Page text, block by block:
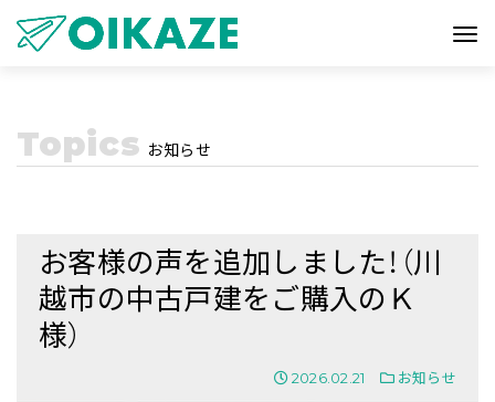
Topics お知らせ
お客様の声を追加しました！（川
越市の中古戸建をご購入のＫ
様）
2026.02.21 お知らせ